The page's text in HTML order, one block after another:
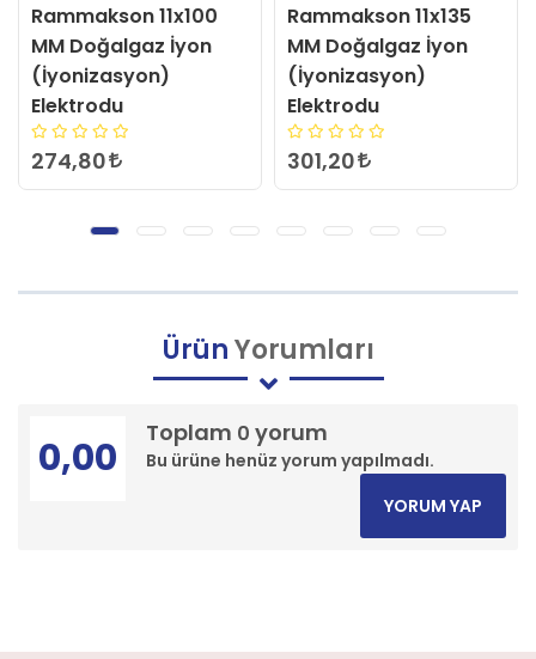
Rammakson 11x135
MM Doğalgaz İyon
(İyonizasyon)
Elektrodu
301,20
Rammakson 10x120
mm Doğalgaz İyon
Elektrotu
288,00
ÜrünYorumları
Toplam 0 yorum
Bu ürüne henüz yorum yapılmadı.
0,00
YORUM YAP